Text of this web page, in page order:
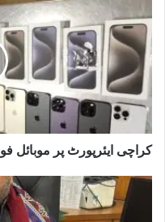
کراچی ایئرپورٹ پر موبائل